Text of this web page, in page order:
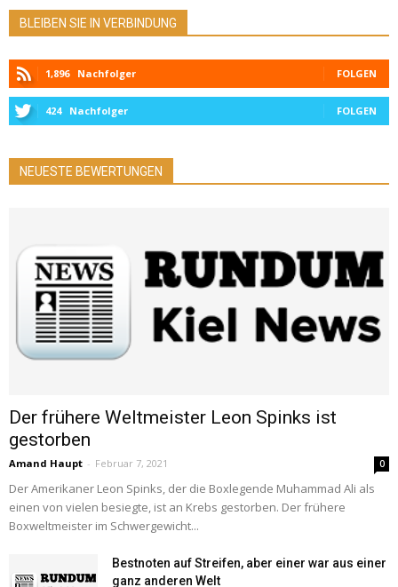
BLEIBEN SIE IN VERBINDUNG
1,896 Nachfolger FOLGEN
424 Nachfolger FOLGEN
NEUESTE BEWERTUNGEN
Der frühere Weltmeister Leon Spinks ist
gestorben
Amand Haupt - Februar 7, 2021 0
Der Amerikaner Leon Spinks, der die Boxlegende Muhammad Ali als
einen von vielen besiegte, ist an Krebs gestorben. Der frühere
Boxweltmeister im Schwergewicht...
Bestnoten auf Streifen, aber einer war aus einer
ganz anderen Welt